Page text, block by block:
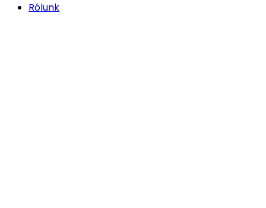
Rólunk